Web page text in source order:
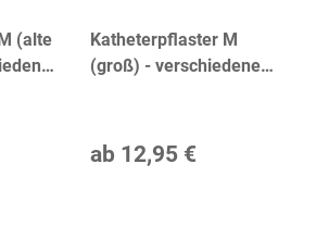
(alte
Katheterpflaster M
(groß) - verschiedene
ab 12,95 €